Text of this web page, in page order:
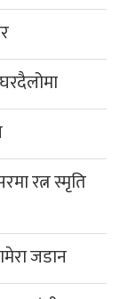
रत्न स्मृति
जडान